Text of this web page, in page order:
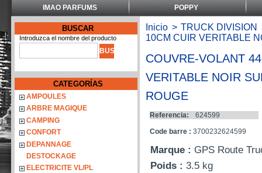
IMAO PARFUMS POPPY
BUSCAR
Introduzca el nombre del producto
CATEGORÍAS
AMPOULES
ARBRE MAGIQUE
CAMPING
CONFORT
DEPANNAGE
DESTOCKAGE
ELECTRICITE VL/PL
Inicio > TRUCK DIVISION
10CM CUIR VERITABLE
COUVRE-VOLANT
VERITABLE NOIR
ROUGE
Referencia:
624599
Code barre : 3700232624599
Marque : GPS Route
Poids :3.5 kg